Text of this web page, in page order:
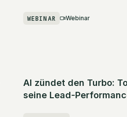
WEBINAR Webinar
AI zündet den Turbo:
seine Lead-